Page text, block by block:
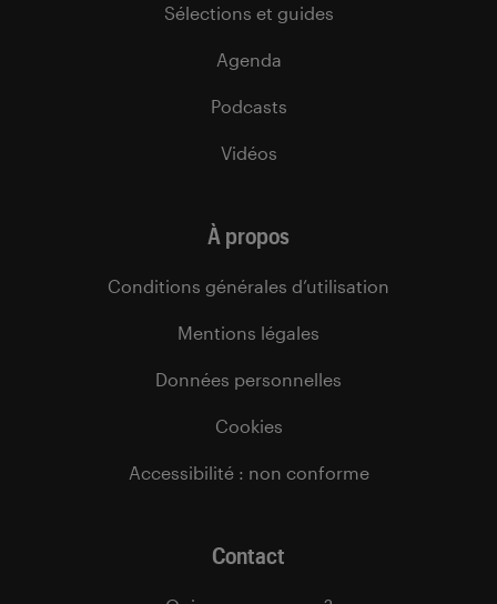
Sélections et guides
Agenda
Podcasts
Vidéos
À propos
Conditions générales d’utilisation
Mentions légales
Données personnelles
Cookies
Accessibilité : non conforme
Contact